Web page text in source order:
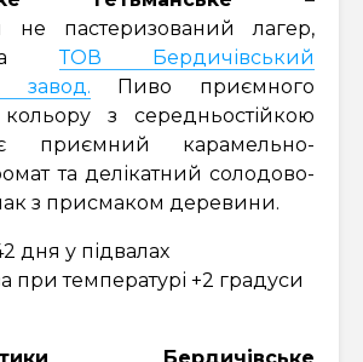
не пастеризований лагер,
ТОВ Бердичівський
завод. Пиво приємного
з середньостійкою
приємний карамельно-
та делікатний солодово-
з присмаком деревини.
дня у підвалах
при температурі +2 градуси